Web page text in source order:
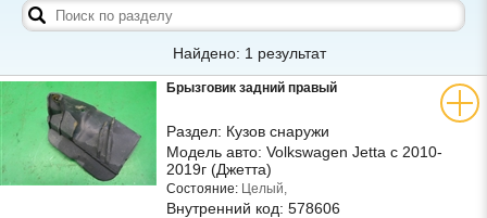
Найдено: 1 результат
Брызговик задний правый
Раздел: Кузов снаружи
Модель авто: Volkswagen Jetta с 2010-
2019г (Джетта)
Состояние: Целый,
Внутренний код: 578606